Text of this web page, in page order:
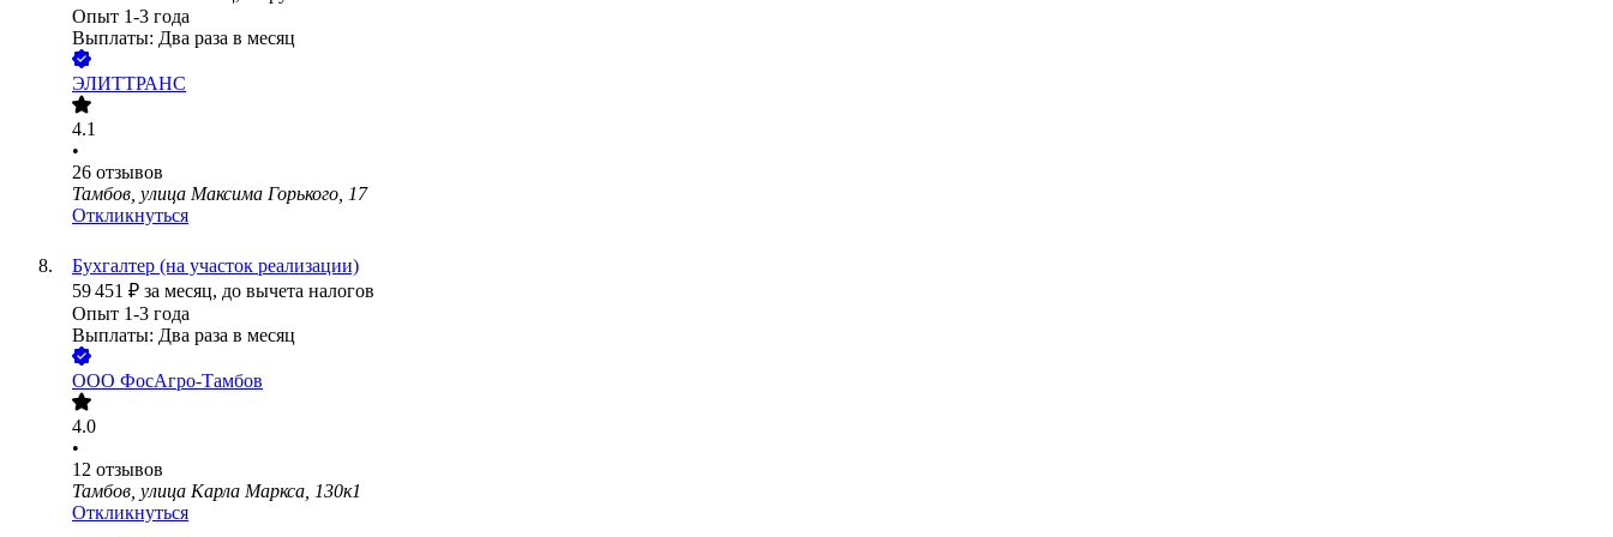
Опыт 1-3 года
Выплаты: Два раза в месяц
ЭЛИТТРАНС
4.1
•
26 отзывов
Тамбов, улица Максима Горького, 17
Откликнуться
Бухгалтер (на участок реализации)
59 451 ₽ за месяц, до вычета налогов
Опыт 1-3 года
Выплаты: Два раза в месяц
ООО ФосАгро-Тамбов
4.0
•
12 отзывов
Тамбов, улица Карла Маркса, 130к1
Откликнуться